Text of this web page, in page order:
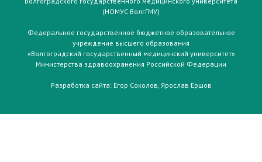
(НОМУС ВолгГМУ)
Федеральное государственное бюджетное образовательное
учреждение высшего образования
«Волгоградский государственный медицинский университет»
Министерства здравоохранения Российской Федерации
Разработка сайта: Егор Соколов, Ярослав Ершов